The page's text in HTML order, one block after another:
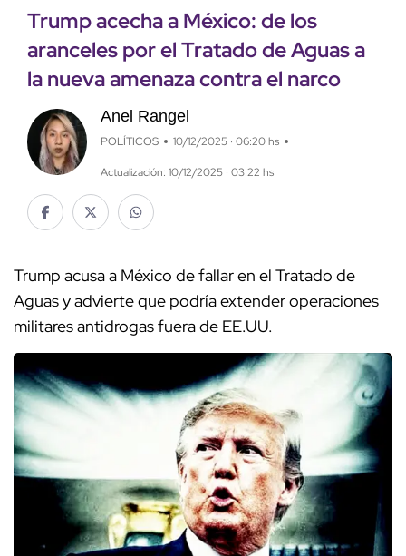
Trump acecha a México: de los
aranceles por el Tratado de Aguas a
la nueva amenaza contra el narco
Anel Rangel
POLÍTICOS 10/12/2025 · 06:20 hs
Actualización: 10/12/2025 · 03:22 hs
Trump acusa a México de fallar en el Tratado de
Aguas y advierte que podría extender operaciones
militares antidrogas fuera de EE.UU.